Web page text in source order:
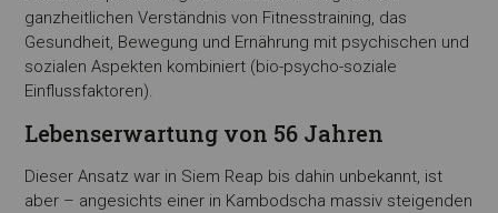
ganzheitlichen Verständnis von Fitnesstraining, das
Gesundheit, Bewegung und Ernährung mit psychischen und
sozialen Aspekten kombiniert (bio-psycho-soziale
Einflussfaktoren).
Lebenserwartung von 56 Jahren
Dieser Ansatz war in Siem Reap bis dahin unbekannt, ist
aber – angesichts einer in Kambodscha massiv steigenden